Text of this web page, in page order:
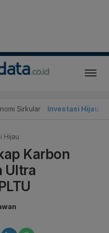
Sirkular Investasi Hijau
Hijau
Karbon
Ultra